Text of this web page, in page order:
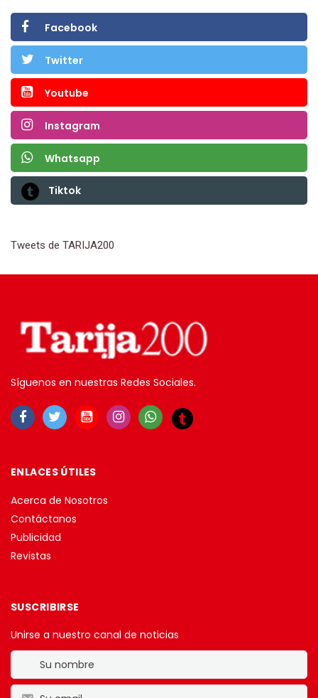
Facebook
Twitter
Youtube
Instagram
Whatsapp
Tiktok
Tweets de TARIJA200
Síguenos en nuestras Redes Sociales.
ENLACES ÚTILES
Acerca de Nosotros
Contáctanos
Publicidad
Revistas
SUSCRIBIRSE
Unirse a nuestro canal de noticias